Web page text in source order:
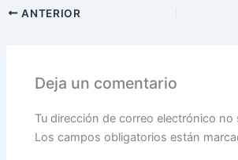
ANTERIOR
Deja un comentario
Tu dirección de correo electrónico no
Los campos obligatorios están